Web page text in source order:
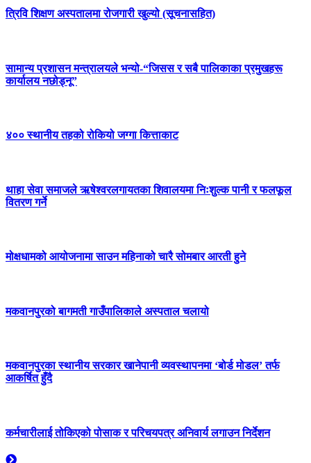
त्रिवि शिक्षण अस्पतालमा रोजगारी खुल्यो (सूचनासहित)
सामान्य प्रशासन मन्त्रालयले भन्यो-“जिसस र सबै पालिकाका प्रमुखहरू
कार्यालय नछोड्नू”
४०० स्थानीय तहको रोकियो जग्गा कित्ताकाट
थाहा सेवा समाजले ऋषेश्वरलगायतका शिवालयमा निःशुल्क पानी र फलफूल
वितरण गर्ने
मोक्षधामको आयोजनामा साउन महिनाको चारै सोमबार आरती हुने
मकवानपुरको बागमती गाउँपालिकाले अस्पताल चलायो
मकवानपुरका स्थानीय सरकार खानेपानी व्यवस्थापनमा ‘बोर्ड मोडल’ तर्फ
आकर्षित हुँदै
कर्मचारीलाई तोकिएको पोसाक र परिचयपत्र अनिवार्य लगाउन निर्देशन